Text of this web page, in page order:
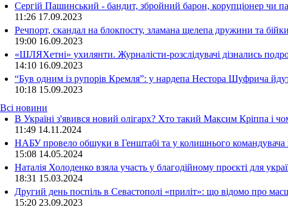
Сергій Пашинський - бандит, збройний барон, корупціонер чи
11:26 17.09.2023
Речпорт, скандал на блокпосту, зламана щелепа дружини та
19:00 16.09.2023
«ШЛЯХетні» ухилянти. Журналісти-розслідувачі дізнались
14:10 16.09.2023
“Був одним із рупорів Кремля”: у нардепа Нестора Шуфрича
10:18 15.09.2023
Всі новини
В Україні з'явився новий олігарх? Хто такий Максим Кріппа і
11:49 14.11.2024
НАБУ провело обшуки в Генштабі та у колишнього
15:08 14.05.2024
Наталія Холоденко взяла участь у благодійному проєкті для
18:31 15.03.2024
Другий день поспіль в Севастополі «приліт»: що відомо про
15:20 23.09.2023